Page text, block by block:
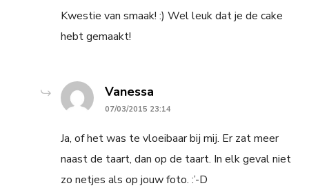
Kwestie van smaak! :) Wel leuk dat je de cake
hebt gemaakt!
Vanessa
07/03/2015 23:14
Ja, of het was te vloeibaar bij mij. Er zat meer
naast de taart, dan op de taart. In elk geval niet
zo netjes als op jouw foto. :’-D